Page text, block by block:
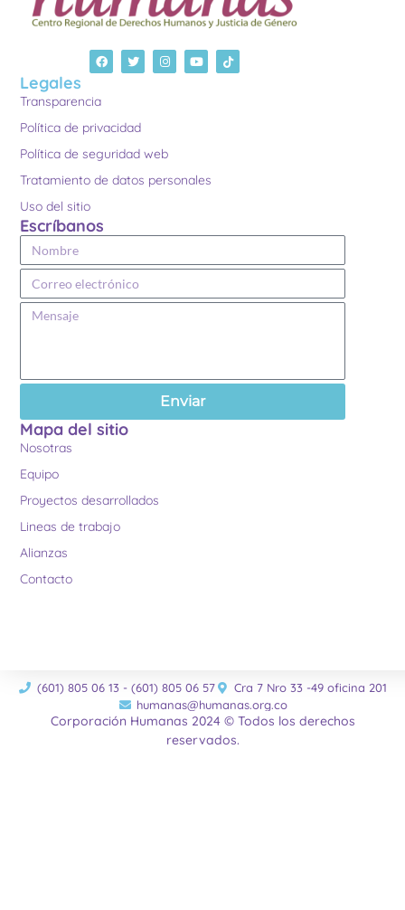
Legales
Transparencia
Política de privacidad
Política de seguridad web
Tratamiento de datos personales
Uso del sitio
Escríbanos
Enviar
Mapa del sitio
Nosotras
Equipo
Proyectos desarrollados
Lineas de trabajo
Alianzas
Contacto
(601) 805 06 13 - (601) 805 06 57
Cra 7 Nro 33 -49 oficina 201
humanas@humanas.org.co
Corporación Humanas 2024 © Todos los derechos
reservados.